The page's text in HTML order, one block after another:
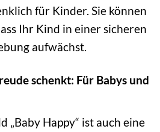
für Kinder. Sie können
Ihr Kind in einer sicheren
aufwächst.
schenkt: Für Babys und
„Baby Happy“ ist auch eine